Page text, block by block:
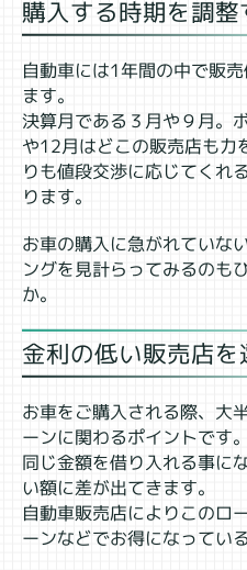
購入する時期を調整
自動車には1年間の中で販
ます。
決算月である３月や９月。
や12月はどこの販売店も力
りも値段交渉に応じてくれ
ります。
お車の購入に急がれていな
ングを見計らってみるのも
か。
金利の低い販売店を
お車をご購入される際、大
ーンに関わるポイントです。
同じ金額を借り入れる事に
い額に差が出てきます。
自動車販売店によりこのロ
ーンなどでお得になってい